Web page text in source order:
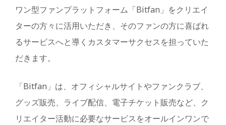
ワン型ファンプラットフォーム「Bitfan」をクリエイ
ターの方々に活用いただき、そのファンの方に喜ばれ
るサービスへと導くカスタマーサクセスを担っていた
だきます。
「Bitfan」は、オフィシャルサイトやファンクラブ、
グッズ販売、ライブ配信、電子チケット販売など、ク
リエイター活動に必要なサービスをオールインワンで